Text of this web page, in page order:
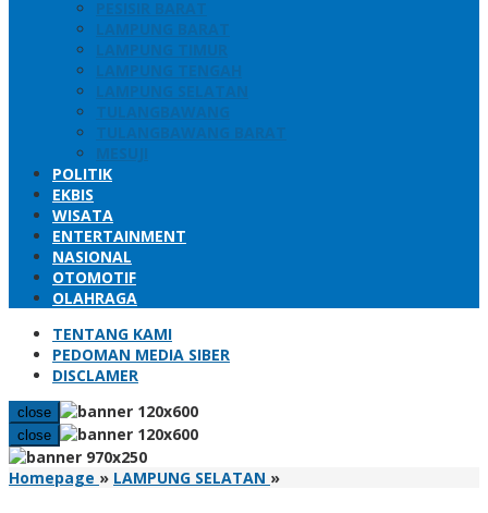
PESISIR BARAT
LAMPUNG BARAT
LAMPUNG TIMUR
LAMPUNG TENGAH
LAMPUNG SELATAN
TULANGBAWANG
TULANGBAWANG BARAT
MESUJI
POLITIK
EKBIS
WISATA
ENTERTAINMENT
NASIONAL
OTOMOTIF
OLAHRAGA
TENTANG KAMI
PEDOMAN MEDIA SIBER
DISCLAMER
close
close
Homepage » LAMPUNG SELATAN »Seleksi